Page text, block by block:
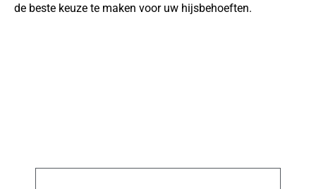
de beste keuze te maken voor uw hijsbehoeften.